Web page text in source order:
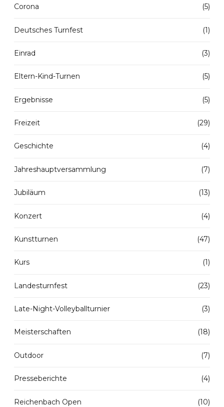
Corona (5)
Deutsches Turnfest (1)
Einrad (3)
Eltern-Kind-Turnen (5)
Ergebnisse (5)
Freizeit (29)
Geschichte (4)
Jahreshauptversammlung (7)
Jubiläum (13)
Konzert (4)
Kunstturnen (47)
Kurs (1)
Landesturnfest (23)
Late-Night-Volleyballturnier (3)
Meisterschaften (18)
Outdoor (7)
Presseberichte (4)
Reichenbach Open (10)